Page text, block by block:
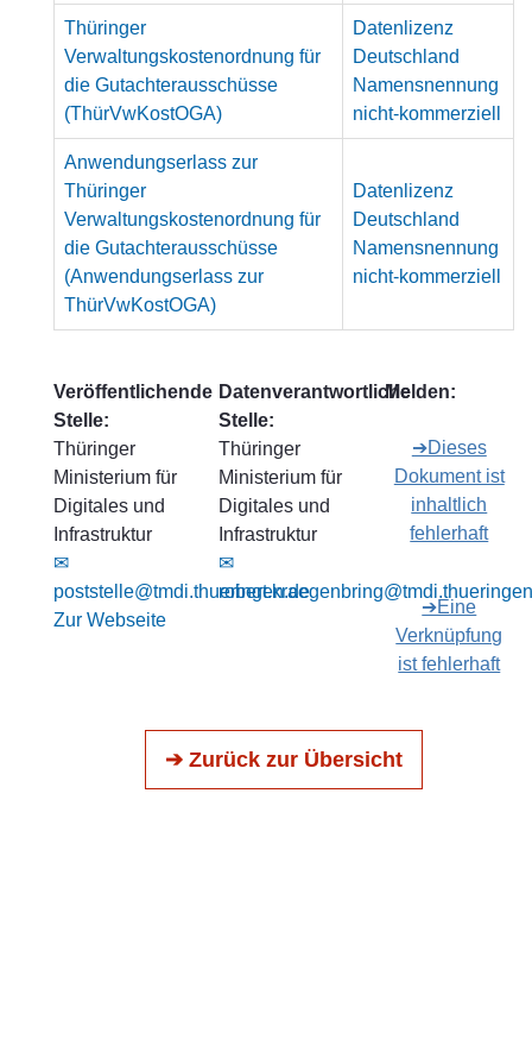
Thüringer
Verwaltungskostenordnung für
die Gutachterausschüsse
(ThürVwKostOGA)
Datenlizenz
Deutschland
Namensnennung
nicht-kommerziell
Anwendungserlass zur
Thüringer
Verwaltungskostenordnung für
die Gutachterausschüsse
(Anwendungserlass zur
ThürVwKostOGA)
Datenlizenz
Deutschland
Namensnennung
nicht-kommerziell
Veröffentlichende
Stelle:
Thüringer
Ministerium für
Digitales und
Infrastruktur
✉
poststelle@tmdi.thueringen.de
Zur Webseite
Datenverantwortliche
Stelle:
Thüringer
Ministerium für
Digitales und
Infrastruktur
✉
Melden:
➔Dieses
Dokument ist
inhaltlich
fehlerhaft
➔Eine
Verknüpfung
ist fehlerhaft
➔ Zurück zur Übersicht